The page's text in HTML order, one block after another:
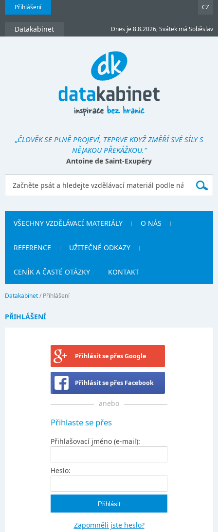
Přihlášení CZ
Datakabinet Dnes je 8.8.2026, Svátek má Soběslav
„ČLOVĚK SE PLNĚ PROJEVÍ, TEPRVE KDYŽ ZMĚŘÍ SVÉ SÍLY S
NĚJAKOU PŘEKÁŽKOU.“
Antoine de Saint-Exupéry
VŠECHNY VZDĚLÁVACÍ MATERIÁLY O NÁS
REFERENCE UŽITEČNÉ ODKAZY
CENÍK A ČASTÉ OTÁZKY KONTAKT
Datakabinet/ Přihlášení
PŘIHLÁŠENÍ
Přihlásit se přes Google
Přihlásit se přes Facebook
anebo
Přihlaste se přes
Přihlašovací jméno (e-mail):
Heslo:
Zapomněli jste heslo?